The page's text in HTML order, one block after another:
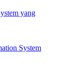
yang
System